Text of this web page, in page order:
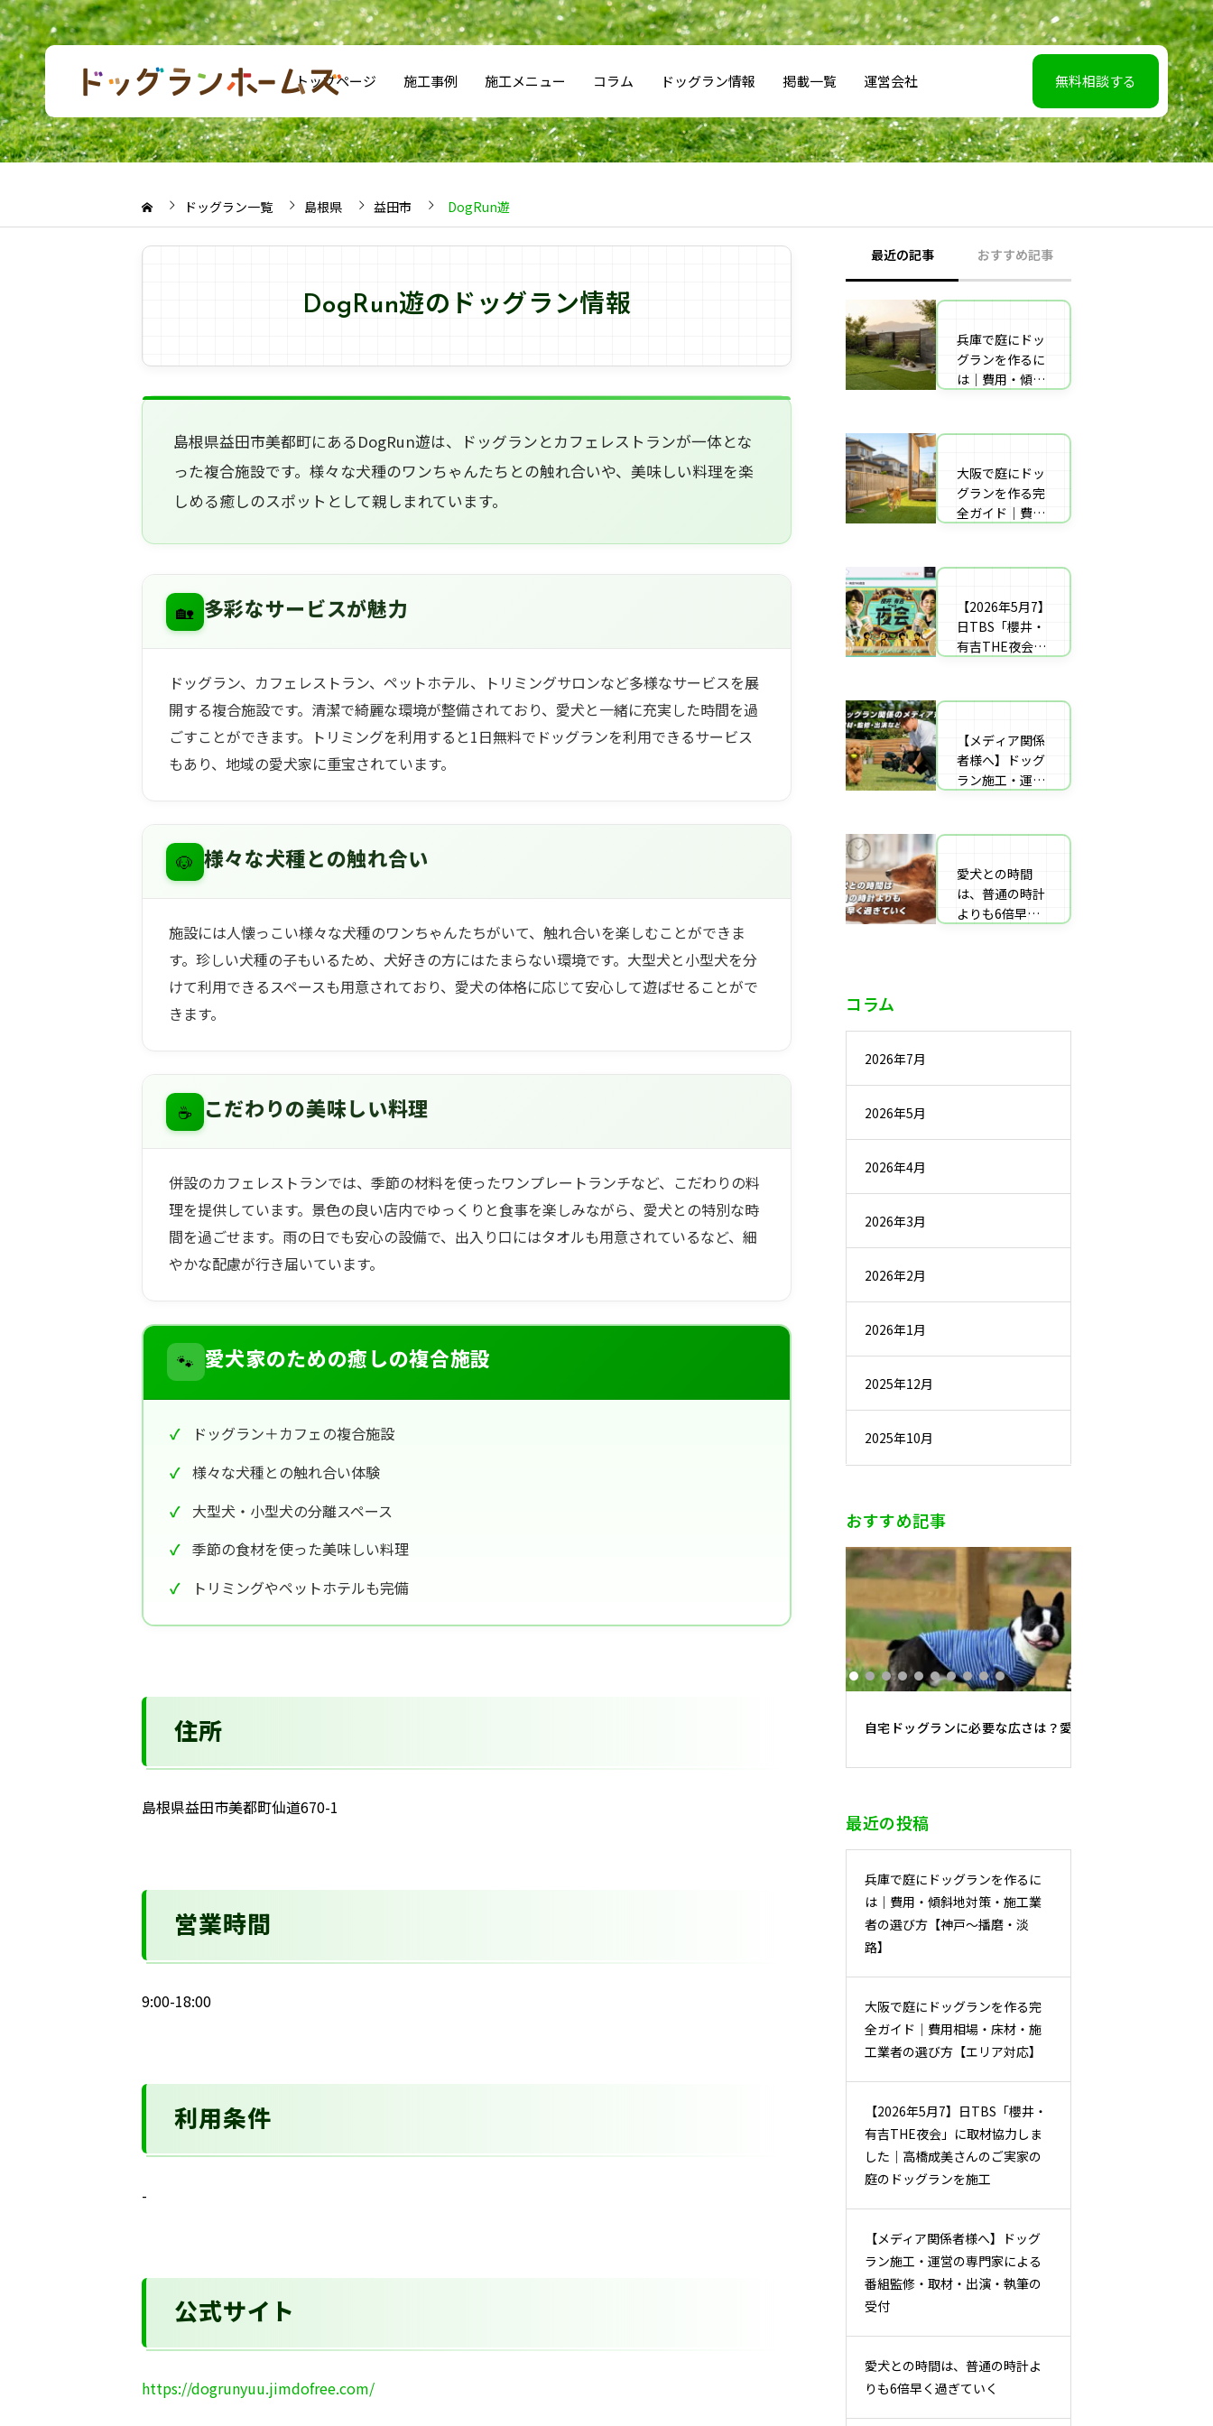
トップページ 施工事例 施工メニュー コラム ドッグラン情報 掲載一覧 運営会社 無料相談する
ドッグラン一覧 島根県 益田市 DogRun遊
DogRun遊のドッグラン情報
島根県益田市美都町にあるDogRun遊は、ドッグランとカフェレストランが一体とな
った複合施設です。様々な犬種のワンちゃんたちとの触れ合いや、美味しい料理を楽
しめる癒しのスポットとして親しまれています。
🏡 多彩なサービスが魅力
ドッグラン、カフェレストラン、ペットホテル、トリミングサロンなど多様なサービスを展
開する複合施設です。清潔で綺麗な環境が整備されており、愛犬と一緒に充実した時間を過
ごすことができます。トリミングを利用すると1日無料でドッグランを利用できるサービス
もあり、地域の愛犬家に重宝されています。
🐶 様々な犬種との触れ合い
施設には人懐っこい様々な犬種のワンちゃんたちがいて、触れ合いを楽しむことができま
す。珍しい犬種の子もいるため、犬好きの方にはたまらない環境です。大型犬と小型犬を分
けて利用できるスペースも用意されており、愛犬の体格に応じて安心して遊ばせることがで
きます。
☕ こだわりの美味しい料理
併設のカフェレストランでは、季節の材料を使ったワンプレートランチなど、こだわりの料
理を提供しています。景色の良い店内でゆっくりと食事を楽しみながら、愛犬との特別な時
間を過ごせます。雨の日でも安心の設備で、出入り口にはタオルも用意されているなど、細
やかな配慮が行き届いています。
🐾 愛犬家のための癒しの複合施設
ドッグラン＋カフェの複合施設
様々な犬種との触れ合い体験
大型犬・小型犬の分離スペース
季節の食材を使った美味しい料理
トリミングやペットホテルも完備
住所
島根県益田市美都町仙道670-1
営業時間
9:00-18:00
利用条件
-
公式サイト
https://dogrunyuu.jimdofree.com/
最近の記事 おすすめ記事
兵庫で庭にドッ
グランを作るに
は｜費用・傾斜
戸〜播磨・淡
大阪で庭にドッ
グランを作る完
全ガイド｜費用
【エリア対応】
【2026年5月7】
日TBS「櫻井・
有吉THE夜会」
さんのご実家の
を施工
【メディア関係
者様へ】ドッグ
ラン施工・運営
材・出演・執筆
愛犬との時間
は、普通の時計
よりも6倍早く
【2026年5月7】
日TBS「櫻井・
有吉THE夜会」
さんのご実家の
を施工
庭にドッグラン
をDIY！初心者
でもプロ級に仕
アル
自宅の庭にドッ
グラン計画の完
全ガイド：DIY
デメリット）を
コラム
2026年7月
2026年5月
2026年4月
2026年3月
2026年2月
2026年1月
2025年12月
2025年10月
おすすめ記事
自宅ドッグランに必要な広さは？愛犬の大きさ別・最適面
最近の投稿
兵庫で庭にドッグランを作るに
は｜費用・傾斜地対策・施工業
者の選び方【神戸〜播磨・淡
路】
大阪で庭にドッグランを作る完
全ガイド｜費用相場・床材・施
工業者の選び方【エリア対応】
【2026年5月7】日TBS「櫻井・
有吉THE夜会」に取材協力しま
した｜高橋成美さんのご実家の
庭のドッグランを施工
【メディア関係者様へ】ドッグ
ラン施工・運営の専門家による
番組監修・取材・出演・執筆の
受付
愛犬との時間は、普通の時計よ
りも6倍早く過ぎていく